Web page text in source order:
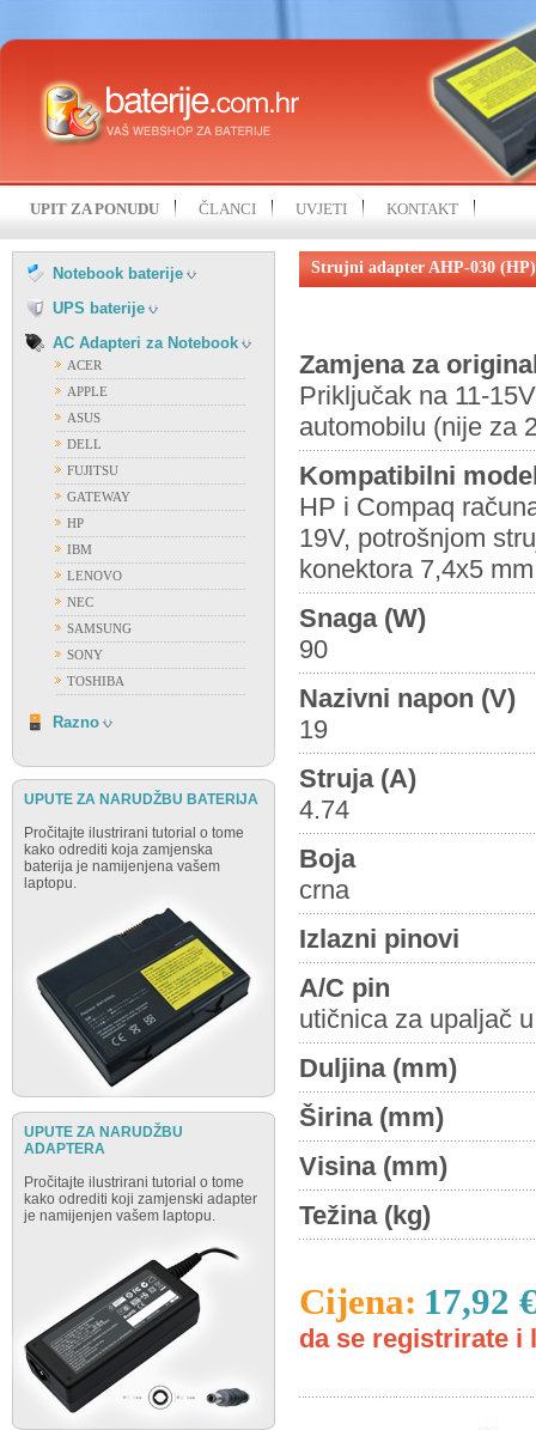
UPIT ZA PONUDU ČLANCI UVJETI KONTAKT
Notebook baterije
LENOVO
MITAC
MSI
SAMSUNG
SONY
TOSHIBA
UNIWILL
UPS baterije
FIRST POWER
OSTALI PROIZVOĐAČI
VISION
AC Adapteri za Notebook
ACER
APPLE
ASUS
DELL
FUJITSU
GATEWAY
HP
IBM
LENOVO
NEC
SAMSUNG
SONY
TOSHIBA
Razno
UPUTE ZA NARUDŽBU BATERIJA
Pročitajte ilustrirani tutorial o tome
kako odrediti koja zamjenska
baterija je namijenjena vašem
laptopu.
UPUTE ZA NARUDŽBU
ADAPTERA
Pročitajte ilustrirani tutorial o tome
kako odrediti koji zamjenski adapter
je namijenjen vašem laptopu.
Strujni adapter AHP-030 (HP)
Zamjena za
Priključak na 11-
automobilu (nije za
Kompatibilni
HP i Compaq
19V, potrošnjom
konektora 7,4x5 mm
Snaga (W)
90
Nazivni napon (V)
19
Struja (A)
4.74
Boja
crna
Izlazni pinovi
A/C pin
utičnica za upaljač
Duljina (mm)
Širina (mm)
Visina (mm)
Težina (kg)
Cijena: 17,92
da se registrirate i